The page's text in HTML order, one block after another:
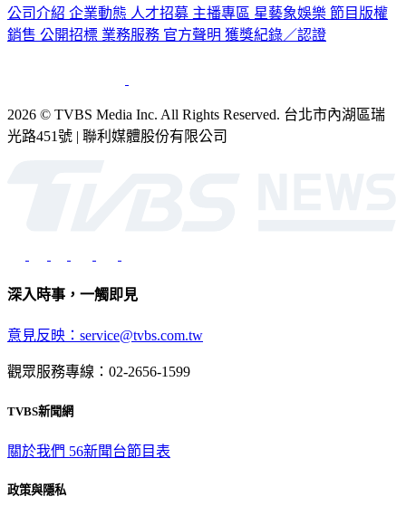
公司介紹 企業動態 人才招募 主播專區 星藝象娛樂 節目版權
銷售 公開招標 業務服務 官方聲明 獲獎紀錄／認證
2026 © TVBS Media Inc. All Rights Reserved. 台北市內湖區瑞
光路451號 | 聯利媒體股份有限公司
深入時事，一觸即見
意見反映：service@tvbs.com.tw
觀眾服務專線：02-2656-1599
TVBS新聞網
關於我們 56新聞台節目表
政策與隱私